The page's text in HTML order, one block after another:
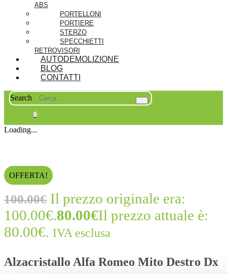
ABS
PORTELLONI
PORTIERE
STERZO
SPECCHIETTI
RETROVISORI
AUTODEMOLIZIONE
BLOG
CONTATTI
Search
0
Loading...
OFFERTA!
100.00€ Il prezzo originale era:
100.00€.80.00€Il prezzo attuale è:
80.00€. IVA esclusa
Alzacristallo Alfa Romeo Mito Destro Dx